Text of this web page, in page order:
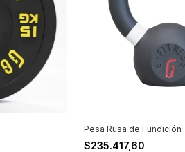
Pesa Rusa de Fundición
$235.417,60